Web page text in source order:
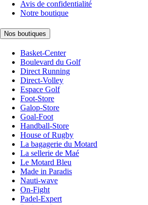
Avis de confidentialité
Notre boutique
Nos boutiques
Basket-Center
Boulevard du Golf
Direct Running
Direct-Volley
Espace Golf
Foot-Store
Galop-Store
Goal-Foot
Handball-Store
House of Rugby
La bagagerie du Motard
La sellerie de Maé
Le Motard Bleu
Made in Paradis
Nauti-wave
On-Fight
Padel-Expert